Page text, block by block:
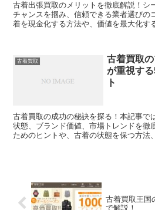
古着出張買取のメリットを徹底解説！シ
チャンスを掴み、信頼できる業者選びの
着を現金化する方法や、価値を最大化す
古着買取
古着買取
が重視す
ト
古着買取の成功の秘訣を探る！本記事で
状態、ブランド価値、市場トレンドを徹
ためのヒントや、古着の状態を保つ方法
古着買取王国
で解説！